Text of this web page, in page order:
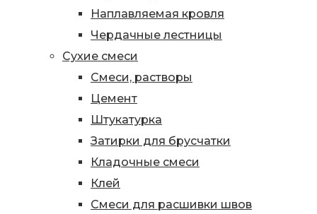
Наплавляемая кровля
Чердачные лестницы
Сухие смеси
Смеси, растворы
Цемент
Штукатурка
Затирки для брусчатки
Кладочные смеси
Клей
Смеси для расшивки швов